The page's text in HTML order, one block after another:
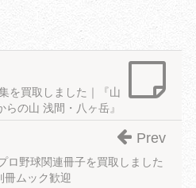
を買取しました｜『山
の山 浅間・八ヶ岳』
ロ野球関連冊子を買取しました
冊ムック歓迎
Prev